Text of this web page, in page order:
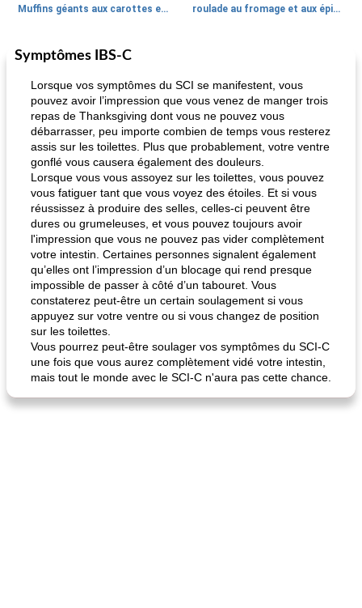
Muffins géants aux carottes et à la banane de Nif roulade au fromage et aux épinards
Marques de confiance: recettes et
astuces
fiesta tostadas le méga's jopp joes
Symptômes IBS-C
Lorsque vos symptômes du SCI se manifestent, vous
pouvez avoir l’impression que vous venez de manger trois
repas de Thanksgiving dont vous ne pouvez vous
débarrasser, peu importe combien de temps vous resterez
assis sur les toilettes. Plus que probablement, votre ventre
gonflé vous causera également des douleurs.
Lorsque vous vous assoyez sur les toilettes, vous pouvez
vous fatiguer tant que vous voyez des étoiles. Et si vous
réussissez à produire des selles, celles-ci peuvent être
dures ou grumeleuses, et vous pouvez toujours avoir
l'impression que vous ne pouvez pas vider complètement
votre intestin. Certaines personnes signalent également
qu’elles ont l’impression d’un blocage qui rend presque
impossible de passer à côté d’un tabouret. Vous
constaterez peut-être un certain soulagement si vous
appuyez sur votre ventre ou si vous changez de position
sur les toilettes.
Vous pourrez peut-être soulager vos symptômes du SCI-C
une fois que vous aurez complètement vidé votre intestin,
mais tout le monde avec le SCI-C n'aura pas cette chance.